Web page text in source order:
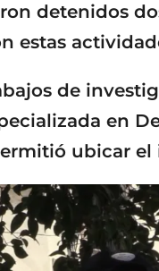
detenidos
estas
de
en
ubicar